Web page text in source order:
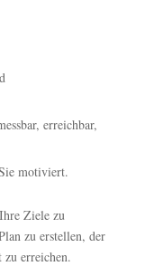
erreichbar,
motiviert.
Ziele zu
zu erstellen, der
erreichen.